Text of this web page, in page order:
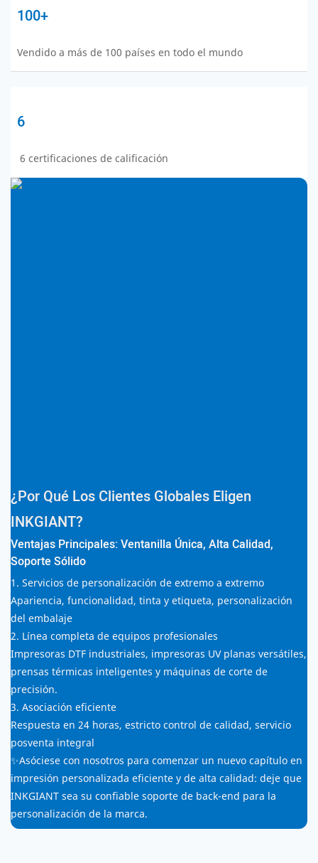
100+
Vendido a más de 100 países en todo el mundo
6
6 certificaciones de calificación
¿Por Qué Los Clientes Globales Eligen
INKGIANT?
Ventajas Principales: Ventanilla Única, Alta Calidad,
Soporte Sólido
1. Servicios de personalización de extremo a extremo
Apariencia, funcionalidad, tinta y etiqueta, personalización
del embalaje
2. Línea completa de equipos profesionales
Impresoras DTF industriales, impresoras UV planas versátiles,
prensas térmicas inteligentes y máquinas de corte de
precisión.
3. Asociación eficiente
Respuesta en 24 horas, estricto control de calidad, servicio
posventa integral
✨Asóciese con nosotros para comenzar un nuevo capítulo en
impresión personalizada eficiente y de alta calidad: deje que
INKGIANT sea su confiable soporte de back-end para la
personalización de la marca.